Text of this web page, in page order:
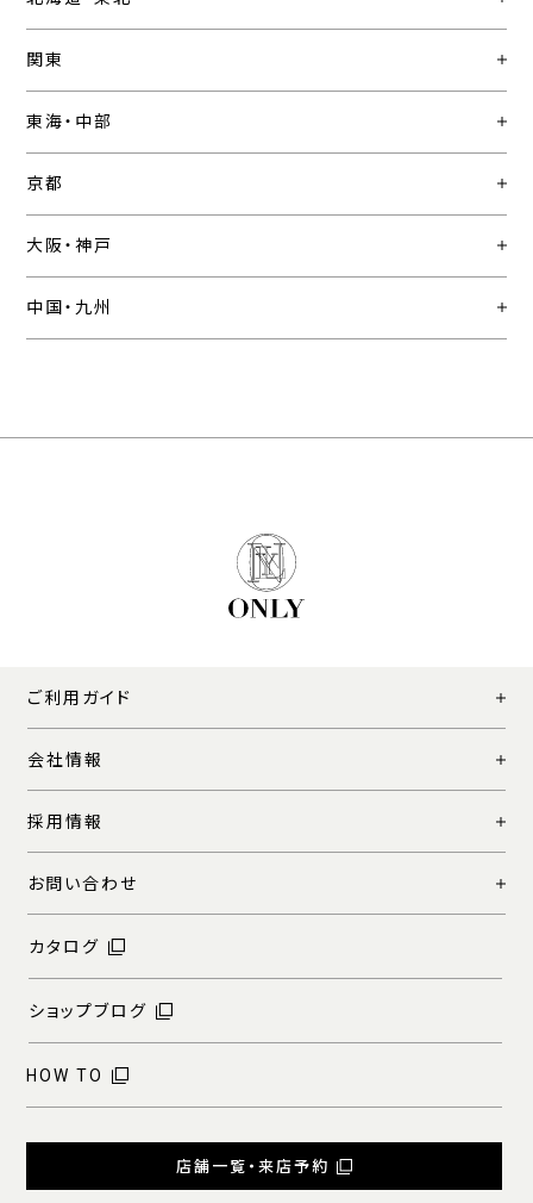
関東
東海・中部
京都
大阪・神戸
中国・九州
ご利用ガイド
会社情報
採用情報
お問い合わせ
カタログ
ショップブログ
HOW TO
店舗一覧・来店予約